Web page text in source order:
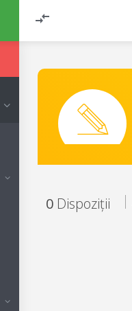
0 Dispoziții